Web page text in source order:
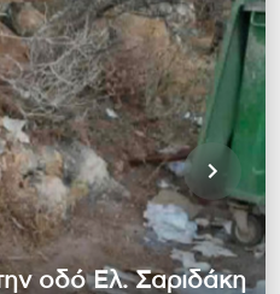
οδό Ελ. Σαριδάκη